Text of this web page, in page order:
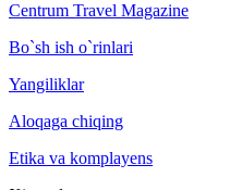
Centrum Travel Magazine
Bo`sh ish o`rinlari
Yangiliklar
Aloqaga chiqing
Etika va komplayens